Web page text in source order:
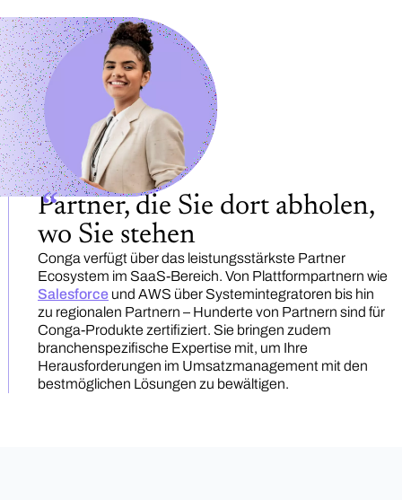
Partner, die Sie dort abholen,
wo Sie stehen
Conga verfügt über das leistungsstärkste Partner
Ecosystem im SaaS-Bereich. Von Plattformpartnern wie
Salesforce und AWS über Systemintegratoren bis hin
zu regionalen Partnern – Hunderte von Partnern sind für
Conga-Produkte zertifiziert. Sie bringen zudem
branchenspezifische Expertise mit, um Ihre
Herausforderungen im Umsatzmanagement mit den
bestmöglichen Lösungen zu bewältigen.